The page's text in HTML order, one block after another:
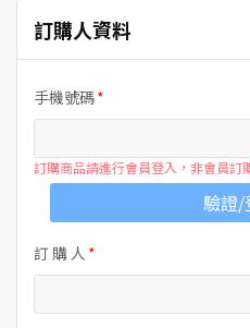
訂購人資料
手機號碼
訂購商品請進行會員登入，非會員訂
驗證/
訂 購 人